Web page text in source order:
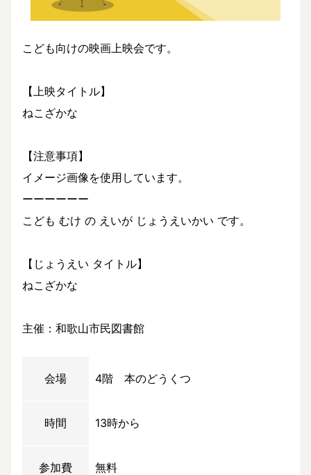
こども向けの映画上映会です。
【上映タイトル】
ねこざかな
【注意事項】
イメージ画像を使用しています。
ーーーーーー
こども むけ の えいが じょうえいかい です。
【じょうえい タイトル】
ねこざかな
主催：和歌山市民図書館
会場 4階 本のどうくつ
時間 13時から
参加費 無料